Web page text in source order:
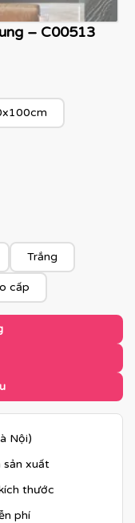
– C00513
Trắng
cấp
Nội)
sản xuất
thước
phí